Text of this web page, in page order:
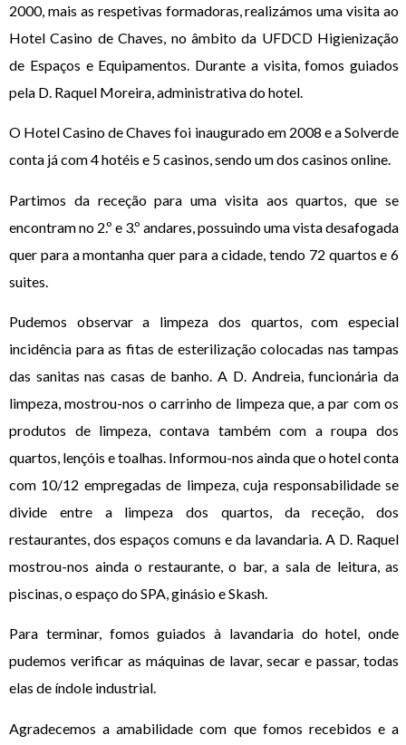
2000, mais as respetivas formadoras, realizámos uma visita ao
Hotel Casino de Chaves, no âmbito da UFDCD Higienização
de Espaços e Equipamentos. Durante a visita, fomos guiados
pela D. Raquel Moreira, administrativa do hotel.
O Hotel Casino de Chaves foi inaugurado em 2008 e a Solverde
conta já com 4 hotéis e 5 casinos, sendo um dos casinos online.
Partimos da receção para uma visita aos quartos, que se
encontram no 2.º e 3.º andares, possuindo uma vista desafogada
quer para a montanha quer para a cidade, tendo 72 quartos e 6
suites.
Pudemos observar a limpeza dos quartos, com especial
incidência para as fitas de esterilização colocadas nas tampas
das sanitas nas casas de banho. A D. Andreia, funcionária da
limpeza, mostrou-nos o carrinho de limpeza que, a par com os
produtos de limpeza, contava também com a roupa dos
quartos, lençóis e toalhas. Informou-nos ainda que o hotel conta
com 10/12 empregadas de limpeza, cuja responsabilidade se
divide entre a limpeza dos quartos, da receção, dos
restaurantes, dos espaços comuns e da lavandaria. A D. Raquel
mostrou-nos ainda o restaurante, o bar, a sala de leitura, as
piscinas, o espaço do SPA, ginásio e Skash.
Para terminar, fomos guiados à lavandaria do hotel, onde
pudemos verificar as máquinas de lavar, secar e passar, todas
elas de índole industrial.
Agradecemos a amabilidade com que fomos recebidos e a